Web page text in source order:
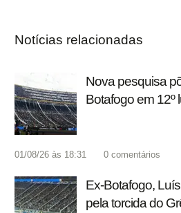
Notícias relacionadas
Nova pesquisa
Botafogo em 12º
01/08/26 às 18:31 0 comentários
Ex-Botafogo,
pela torcida do